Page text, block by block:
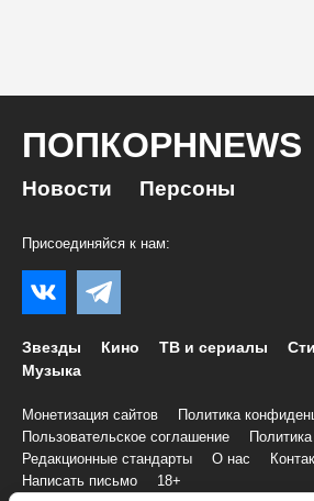
ПОПКОРНNEWS
Новости Персоны
Присоединяйся к нам:
Звезды Кино ТВ и сериалы
Музыка
Монетизация сайтов
Политика
Пользовательское соглашение
Редакционные стандарты
О нас
Написать письмо
18+